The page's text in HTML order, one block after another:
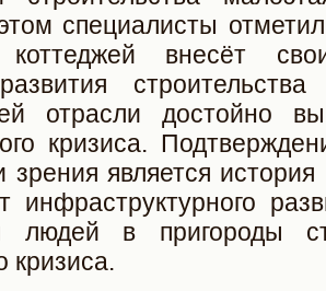
специалисты
коттеджей внесёт
отрасли достойно
кризиса.
зрения является
инфраструктурного
людей в пригороды
кризиса.